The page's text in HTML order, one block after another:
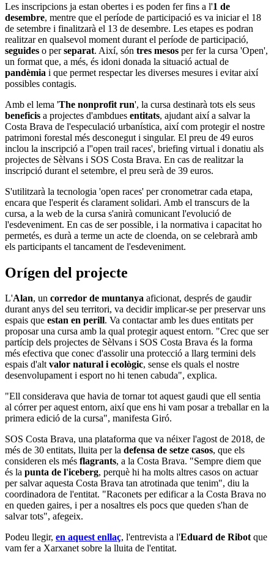
Les inscripcions ja estan obertes i es poden fer fins a l'1 de
desembre, mentre que el període de participació es va iniciar el 18
de setembre i finalitzarà el 13 de desembre. Les etapes es podran
realitzar en qualsevol moment durant el període de participació,
seguides o perseparat. Així, són tres mesos per fer la cursa 'Open',
un format que, a més, és idoni donada la situació actual de
pandèmia i que permet respectar les diverses mesures i evitar així
possibles contagis.
​Amb el lema 'The nonprofit run', la cursa destinarà tots els seus
beneficis a projectes d'ambdues entitats, ajudant així a salvar la
Costa Brava de l'especulació urbanística, així com protegir el nostre
patrimoni forestal més desconegut i singular. El preu de 49 euros
inclou la inscripció a l''open trail races', briefing virtual i donatiu als
projectes de Sèlvans i SOS Costa Brava. En cas de realitzar la
inscripció durant el setembre, el preu serà de 39 euros.
S'utilitzarà la tecnologia 'open races' per cronometrar cada etapa,
encara que l'esperit és clarament solidari. Amb el transcurs de la
cursa, a la web de la cursa s'anirà comunicant l'evolució de
l'esdeveniment. En cas de ser possible, i la normativa i capacitat ho
permetés, es durà a terme un acte de cloenda, on se celebrarà amb
els participants el tancament de l'esdeveniment.
Orígen del projecte
L'Alan, un corredor de muntanya aficionat, després de gaudir
durant anys del seu territori, va decidir implicar-se per preservar uns
espais que estan en perill. Va contactar amb les dues entitats per
proposar una cursa amb la qual protegir aquest entorn. "Crec que ser
partícip dels projectes de Sèlvans i SOS Costa Brava és la forma
més efectiva que conec d'assolir una protecció a llarg termini dels
espais d'altvalor natural i ecològic, sense els quals el nostre
desenvolupament i esport no hi tenen cabuda", explica.
"Ell considerava que havia de tornar tot aquest gaudi que ell sentia
al córrer per aquest entorn, així que ens hi vam posar a treballar en la
primera edició de la cursa", manifesta Giró.
SOS Costa Brava, una plataforma que va néixer l'agost de 2018, de
més de 30 entitats, lluita per la defensa de setze casos, que els
consideren els més flagrants, a la Costa Brava. "Sempre diem que
és la punta de l'iceberg, perquè hi ha molts altres casos on actuar
per salvar aquesta Costa Brava tan atrotinada que tenim", diu la
coordinadora de l'entitat. "Raconets per edificar a la Costa Brava no
en queden gaires, i per a nosaltres els pocs que queden s'han de
salvar tots", afegeix.
Podeu llegir, en aquest enllaç, l'entrevista a l'Eduard de Ribotque
vam fer a Xarxanet sobre la lluita de l'entitat.